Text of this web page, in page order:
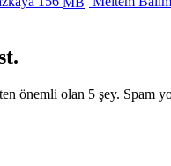
önemli olan 5 şey. Spam